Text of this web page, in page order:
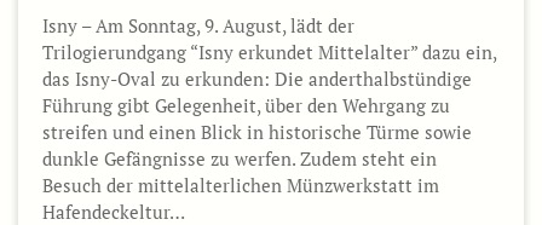
Isny – Am Sonntag, 9. August, lädt der
Trilogierundgang “Isny erkundet Mittelalter” dazu ein,
das Isny-Oval zu erkunden: Die anderthalbstündige
Führung gibt Gelegenheit, über den Wehrgang zu
streifen und einen Blick in historische Türme sowie
dunkle Gefängnisse zu werfen. Zudem steht ein
Besuch der mittelalterlichen Münzwerkstatt im
Hafendeckeltur…